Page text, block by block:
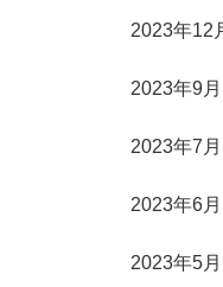
2023年12
2023年9月
2023年7月
2023年6月
2023年5月